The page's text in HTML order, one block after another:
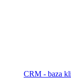
CRM - baza